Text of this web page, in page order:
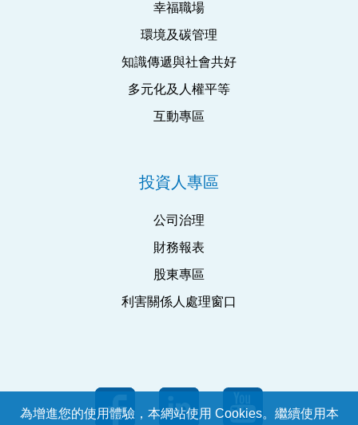
幸福職場
環境及碳管理
知識傳遞與社會共好
多元化及人權平等
互動專區
投資人專區
公司治理
財務報表
股東專區
利害關係人處理窗口
為增進您的使用體驗，本網站使用 Cookies。繼續使用本